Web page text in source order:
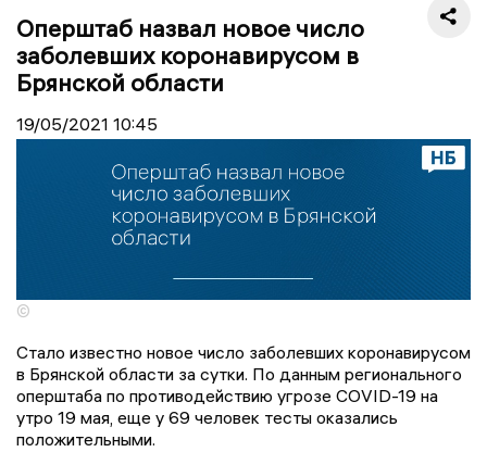
Оперштаб назвал новое число
заболевших коронавирусом в
Брянской области
19/05/2021 10:45
©
Стало известно новое число заболевших коронавирусом
в Брянской области за сутки. По данным регионального
оперштаба по противодействию угрозе COVID-19 на
утро 19 мая, еще у 69 человек тесты оказались
положительными.